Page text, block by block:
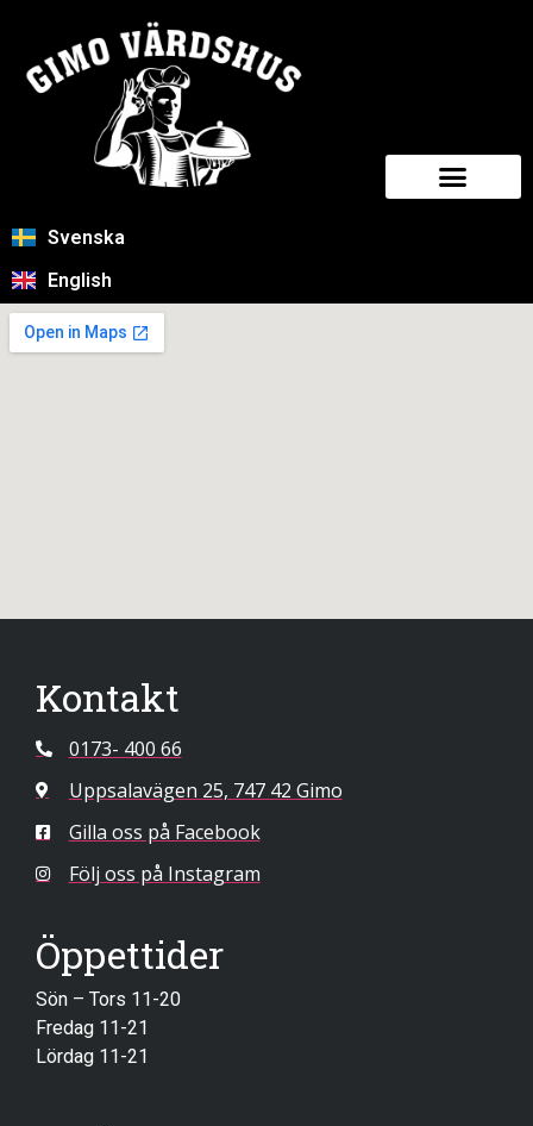
Svenska
English
Kontakt
0173- 400 66
Uppsalavägen 25, 747 42 Gimo
Gilla oss på Facebook
Följ oss på Instagram
Öppettider
Sön – Tors 11-20
Fredag 11-21
Lördag 11-21